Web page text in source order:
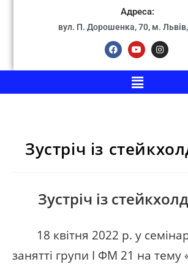
Адреса:
вул. П. Дорошенка, 70, м.
Зустріч із
Зустріч із
18 квітня 2022 р. у
занятті групи І ФМ 21 на тему